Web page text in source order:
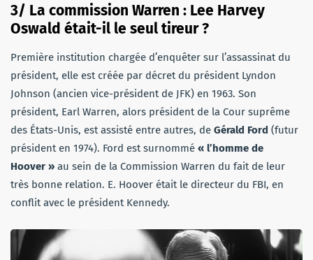
3/ La commission Warren : Lee Harvey
Oswald était-il le seul tireur ?
Première institution chargée d’enquêter sur l’assassinat du
président, elle est créée par décret du président Lyndon
Johnson (ancien vice-président de JFK) en 1963. Son
président, Earl Warren, alors président de la Cour suprême
des États-Unis, est assisté entre autres, de Gérald Ford (futur
président en 1974). Ford est surnommé « l’homme de
Hoover » au sein de la Commission Warren du fait de leur
très bonne relation. E. Hoover était le directeur du FBI, en
conflit avec le président Kennedy.